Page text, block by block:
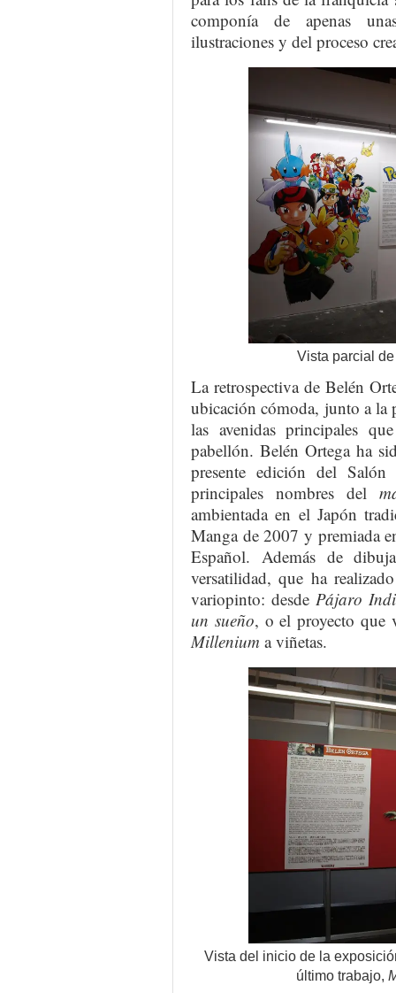
componía de apenas
ilustraciones y del proceso
Vista parcial
La retrospectiva de Belén
ubicación cómoda, junto a la
las avenidas principales
pabellón. Belén Ortega ha
presente edición del
principales nombres del
ambientada en el Japón
Manga de 2007 y premiada
Español. Además de
versatilidad, que ha
variopinto: desde Pájaro
un sueño, o el proyecto que
Millenium a viñetas.
Vista del inicio de la
último trabajo,